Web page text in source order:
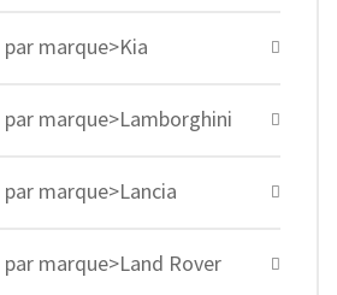
marque>Kia
marque>Lamborghini
marque>Lancia
marque>Land Rover